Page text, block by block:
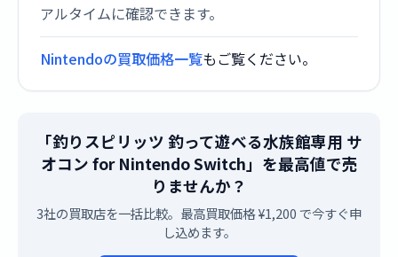
アルタイムに確認できます。
Nintendoの買取価格一覧もご覧ください。
「釣りスピリッツ 釣って遊べる水族館専用 サ
オコン for Nintendo Switch」を最高値で売
りませんか？
3社の買取店を一括比較。最高買取価格 ¥1,200 で今すぐ申
し込めます。